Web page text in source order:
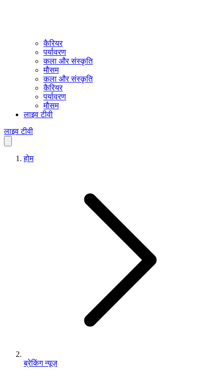
कैरियर
पर्यावरण
कला और संस्कृति
मौसम
कला और संस्कृति
कैरियर
पर्यावरण
मौसम
लाइव टीवी
लाइव टीवी
होम
ब्रेकिंग न्यूज़